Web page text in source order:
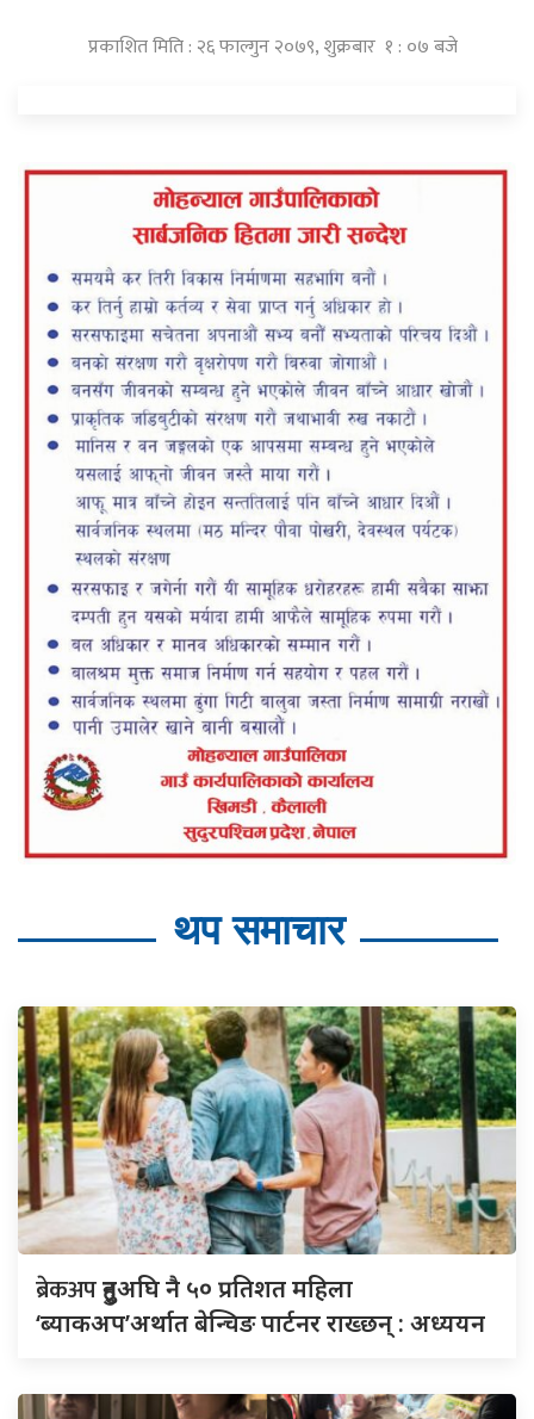
प्रकाशित मिति : २६ फाल्गुन २०७९, शुक्रबार १ : ०७ बजे
थप समाचार
ब्रेकअपहुनुअघि नै ५० प्रतिशत महिला
‘ब्याकअप’अर्थात बेन्चिङ पार्टनर राख्छन् : अध्ययन